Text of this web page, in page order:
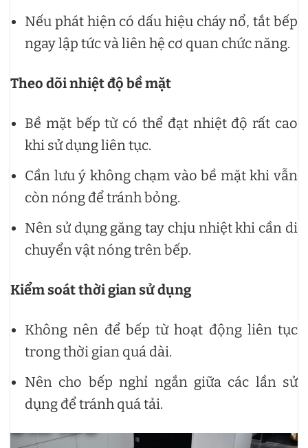
Nếu phát hiện có dấu hiệu cháy nổ, tắt bếp
ngay lập tức và liên hệ cơ quan chức năng.
Theo dõi nhiệt độ bề mặt
Bề mặt bếp từ có thể đạt nhiệt độ rất cao
khi sử dụng liên tục.
Cần lưu ý không chạm vào bề mặt khi vẫn
còn nóng để tránh bỏng.
Nên sử dụng găng tay chịu nhiệt khi cần di
chuyển vật nóng trên bếp.
Kiểm soát thời gian sử dụng
Không nên để bếp từ hoạt động liên tục
trong thời gian quá dài.
Nên cho bếp nghỉ ngắn giữa các lần sử
dụng để tránh quá tải.